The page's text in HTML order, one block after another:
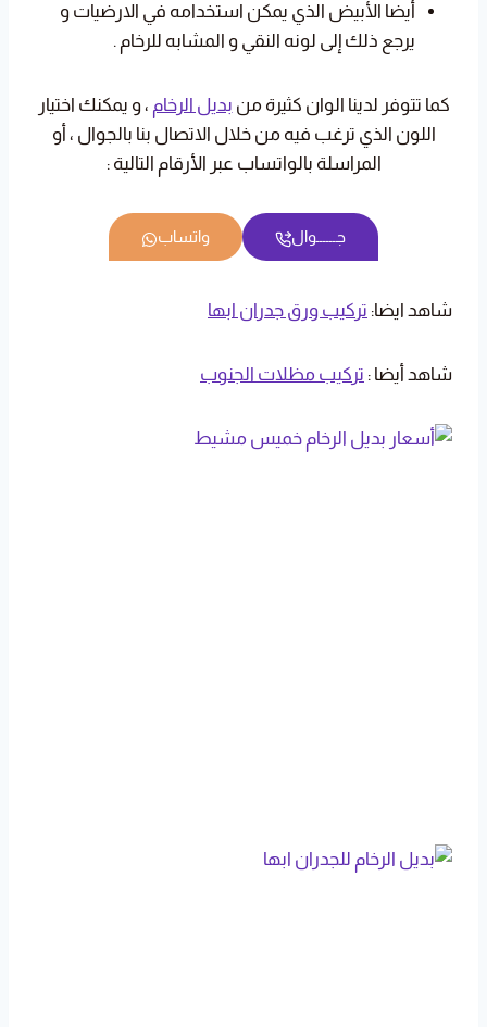
أيضا الأبيض الذي يمكن استخدامه في الارضيات و
يرجع ذلك إلى لونه النقي و المشابه للرخام .
كما تتوفر لدينا الوان كثيرة من بديل الرخام ، و يمكنك اختيار
اللون الذي ترغب فيه من خلال الاتصال بنا بالجوال ، أو
المراسلة بالواتساب عبر الأرقام التالية :
جــــــوال واتساب
شاهد ايضا: تركيب ورق جدران ابها
شاهد أيضا : تركيب مظلات الجنوب